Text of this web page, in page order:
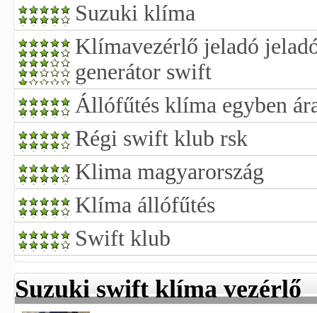
Suzuki klíma
Klímavezérlő jeladó
generátor swift
Állófűtés klíma egyben
Régi swift klub rsk
Klima magyarország
Klíma állófűtés
Swift klub
Suzuki swift klíma vezérlő